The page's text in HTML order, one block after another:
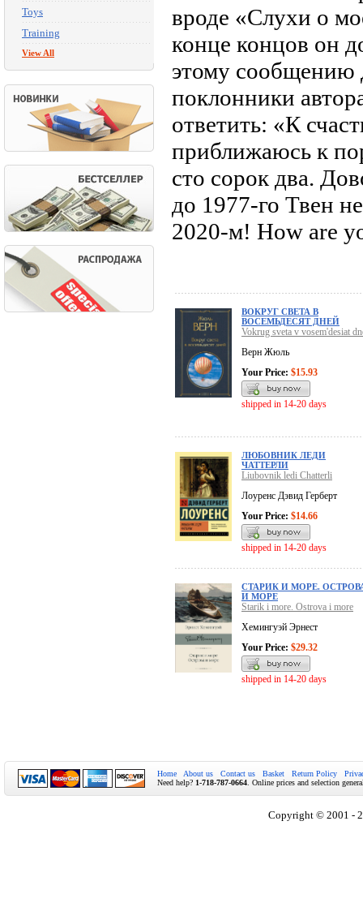
Toys
Training
View All
вроде «Слухи о
конце концов он
этому сообщению
поклонники
ответить: «К
приближаюсь к
сто сорок два.
до 1977-го Твен
2020-м! How are
ВОКРУГ СВЕТА В
ВОСЕМЬДЕСЯТ ДНЕЙ
Vokrug sveta v vosem'desiat
Верн Жюль
Your Price: $15.93
shipped in 14-20 days
ЛЮБОВНИК ЛЕДИ
ЧАТТЕРЛИ
Liubovnik ledi Chatterli
Лоуренс Дэвид Герберт
Your Price: $14.66
shipped in 14-20 days
СТАРИК И МОРЕ.
И МОРЕ
Starik i more. Ostrova i more
Хемингуэй Эрнест
Your Price: $29.32
shipped in 14-20 days
Home About us Contact us Basket Return Policy
Need help? 1-718-787-0664 . Online prices and selection
Copyright © 2001 -